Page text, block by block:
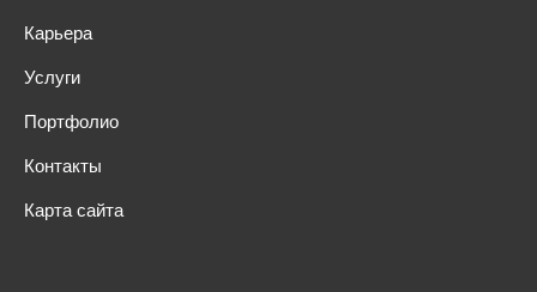
Карьера
Услуги
Портфолио
Контакты
Карта сайта